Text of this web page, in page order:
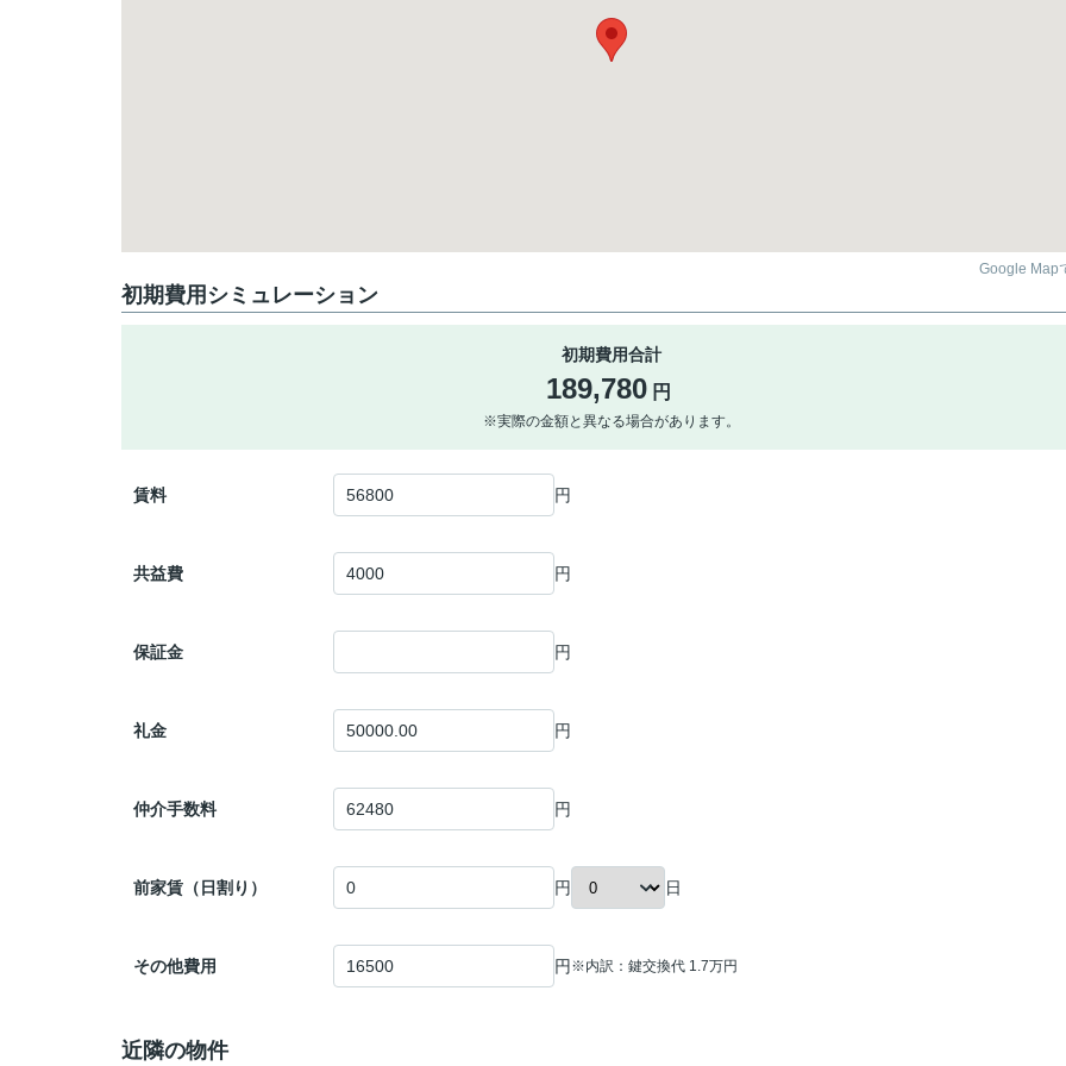
Google Map
初期費用シミュレーション
初期費用合計
189,780 円
※実際の金額と異なる場合があります。
賃料 円
共益費 円
保証金 円
礼金 円
仲介手数料 円
前家賃（日割り） 円 日
その他費用 円 ※内訳：鍵交換代 1.7万円
近隣の物件